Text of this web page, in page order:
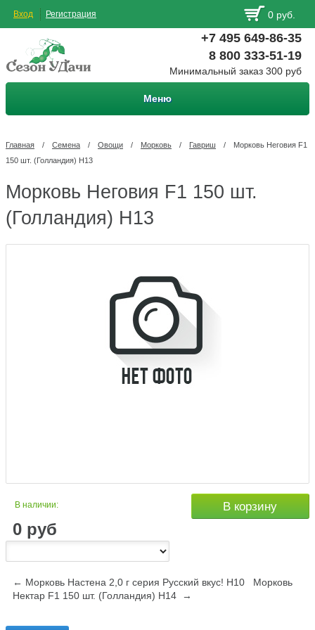
Вход Регистрация 0 руб.
+7 495 649-86-35
8 800 333-51-19
Минимальный заказ 300 руб
Меню
Главная / Семена / Овощи / Морковь / Гавриш /
Морковь Неговия F1
150 шт. (Голландия) Н13
Морковь Неговия F1 150 шт.
(Голландия) Н13
В наличии:
0 руб
В корзину
← Морковь Настена 2,0 г серия Русский вкус! Н10
Морковь
Нектар F1 150 шт. (Голландия) Н14 →